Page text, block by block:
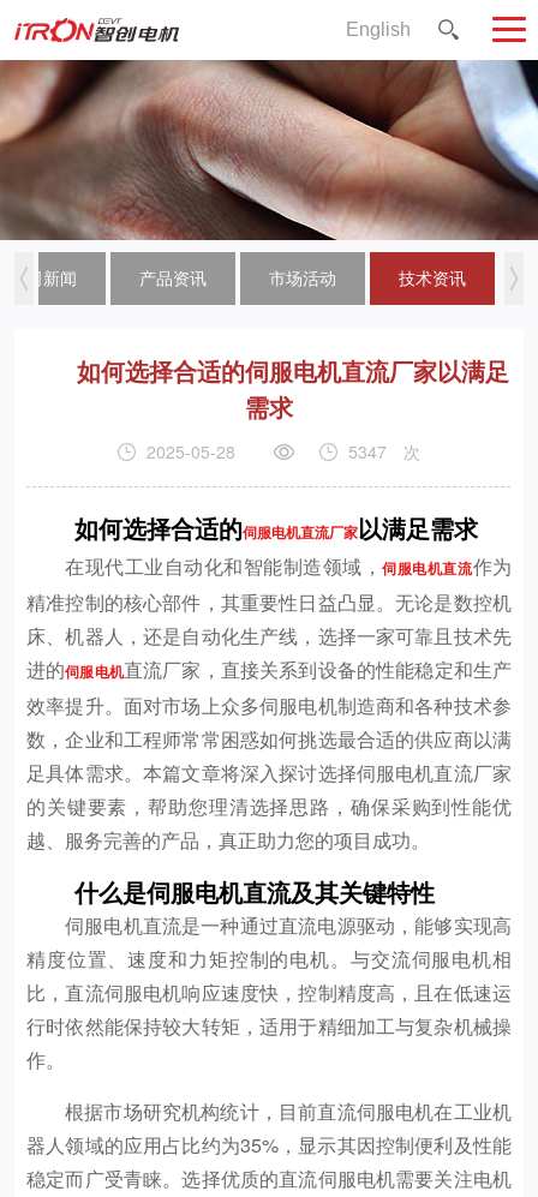
English
公司新闻 产品资讯 市场活动 技术资讯
如何选择合适的伺服电机直流厂家以满足
需求
2025-05-28 5347 次
如何选择合适的伺服电机直流厂家以满足需求
在现代工业自动化和智能制造领域，伺服电机直流作为
精准控制的核心部件，其重要性日益凸显。无论是数控机
床、机器人，还是自动化生产线，选择一家可靠且技术先
进的伺服电机直流厂家，直接关系到设备的性能稳定和生产
效率提升。面对市场上众多伺服电机制造商和各种技术参
数，企业和工程师常常困惑如何挑选最合适的供应商以满
足具体需求。本篇文章将深入探讨选择伺服电机直流厂家
的关键要素，帮助您理清选择思路，确保采购到性能优
越、服务完善的产品，真正助力您的项目成功。
什么是伺服电机直流及其关键特性
伺服电机直流是一种通过直流电源驱动，能够实现高
精度位置、速度和力矩控制的电机。与交流伺服电机相
比，直流伺服电机响应速度快，控制精度高，且在低速运
行时依然能保持较大转矩，适用于精细加工与复杂机械操
作。
根据市场研究机构统计，目前直流伺服电机在工业机
器人领域的应用占比约为35%，显示其因控制便利及性能
稳定而广受青睐。选择优质的直流伺服电机需要关注电机